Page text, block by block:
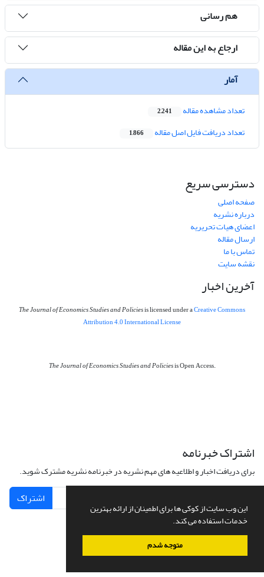
این وب سایت از کوکی ها برای اطمینان از ارائه بهترین
خدمات استفاده می کند.
متوجه شدم
هم رسانی
ارجاع به این مقاله
آمار
تعداد مشاهده مقاله 2,241
تعداد دریافت فایل اصل مقاله 1,866
دسترسی سریع
صفحه اصلی
درباره نشریه
اعضای هیات تحریریه
ارسال مقاله
تماس با ما
نقشه سایت
آخرین اخبار
The Journal of Economics Studies and Policiesis licensed under aCreative Commons
Attribution 4.0 International License
The Journal of Economics Studies and Policiesis Open Access.
اشتراک خبرنامه
برای دریافت اخبار و اطلاعیه های مهم نشریه در خبرنامه نشریه مشترک شوید.
اشتراک
سامانه مدیریت نشریات علمی.طراحی و پیاده سازی ازسیناوب